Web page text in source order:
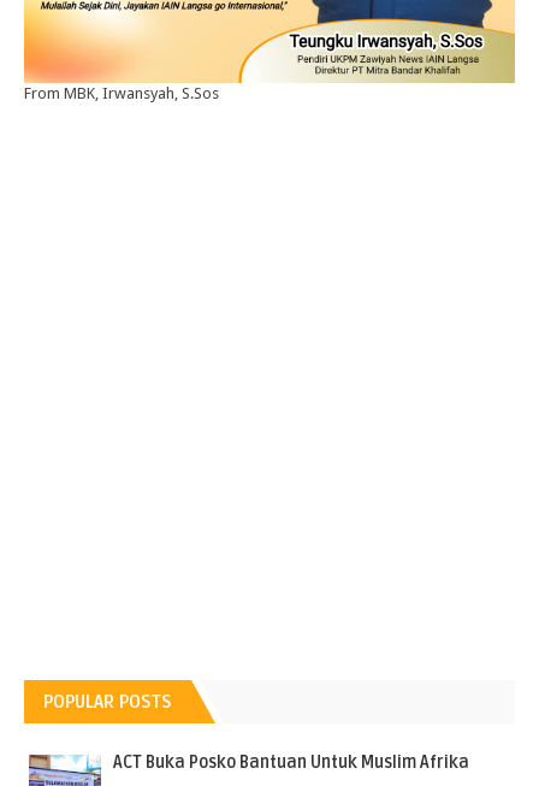
From MBK, Irwansyah, S.Sos
POPULAR POSTS
ACT Buka Posko Bantuan Untuk Muslim Afrika